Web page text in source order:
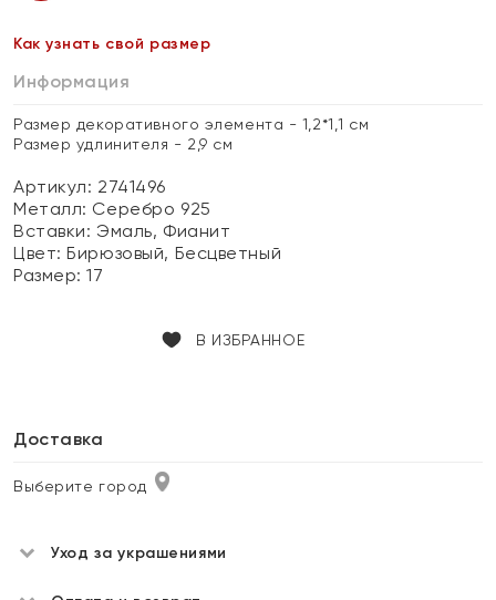
Как узнать свой размер
Информация
Размер декоративного элемента - 1,2*1,1 см
Размер удлинителя - 2,9 см
Артикул: 2741496
Металл: Серебро 925
Вставки:Эмаль, Фианит
Цвет:Бирюзовый, Бесцветный
Размер:17
В ИЗБРАННОЕ
Доставка
Выберите город
Уход за украшениями